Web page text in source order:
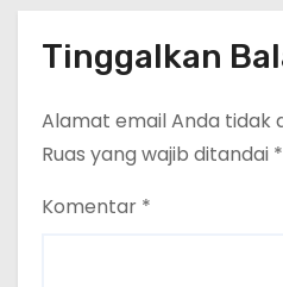
Tinggalkan
Alamat email Anda tidak
Ruas yang wajib ditandai *
Komentar *